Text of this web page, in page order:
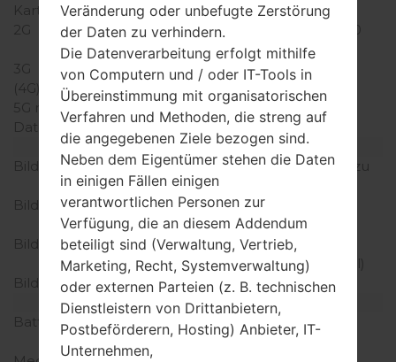
Karten
2G
GSM 850/900/1800/1900
MHz
3G
HSDPA 850/1900 MHz
(4G) LTE
-
5G network
Daten
GPRS/EDGE
Anzeige
Bildschirmgröße
4.5 in (~66% Bildschirm zu
Körper Verhältnis)
Bildschirmtyp
IPS LCD kapazitiver
Touchscreen
Bildschirmerweiterung
480 x 854 Pixel (~218
Dichte der Pixel pro Zoll)
Bildschirmfarben
16M Farben
Batterie und Tastatur
Batteriekapazität
entfernbar Li-Ion 1900
mAh
Veränderung oder unbefugte Zerstörung
der Daten zu verhindern.
Die Datenverarbeitung erfolgt mithilfe
von Computern und / oder IT-Tools in
Übereinstimmung mit organisatorischen
Verfahren und Methoden, die streng auf
die angegebenen Ziele bezogen sind.
Neben dem Eigentümer stehen die Daten
in einigen Fällen einigen
verantwortlichen Personen zur
Verfügung, die an diesem Addendum
beteiligt sind (Verwaltung, Vertrieb,
Marketing, Recht, Systemverwaltung)
oder externen Parteien (z. B. technischen
Dienstleistern von Drittanbietern,
Postbeförderern, Hosting) Anbieter, IT-
Unternehmen,